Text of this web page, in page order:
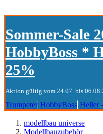
Sommer-Sale
HobbyBoss *
25%
Aktion gültig vom 24.07. bis
Trumpeter HobbyBoss Heller
modellbau universe
Modellbauzubehör